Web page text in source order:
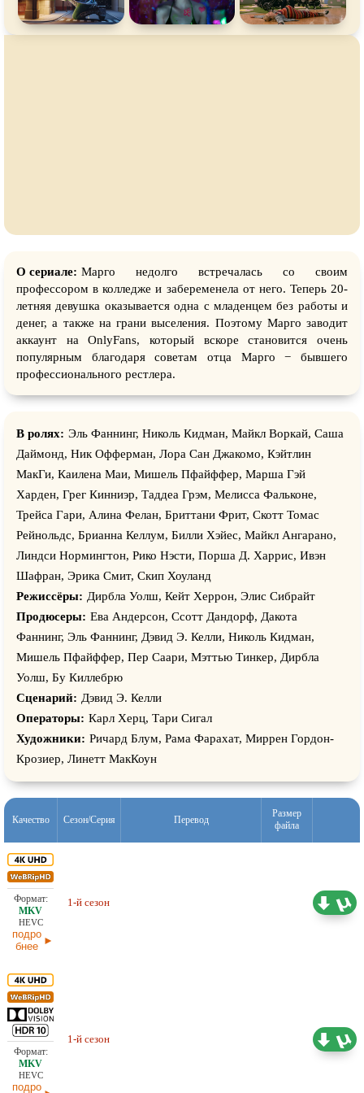
О сериале: Марго недолго встречалась со своим
профессором в колледже и забеременела от него. Теперь 20-
летняя девушка оказывается одна с младенцем без работы и
денег, а также на грани выселения. Поэтому Марго заводит
аккаунт на OnlyFans, который вскоре становится очень
популярным благодаря советам отца Марго − бывшего
профессионального рестлера.
В ролях: Эль Фаннинг, Николь Кидман, Майкл Воркай, Саша
Даймонд, Ник Офферман, Лора Сан Джакомо, Кэйтлин
МакГи, Каилена Маи, Мишель Пфайффер, Марша Гэй
Харден, Грег Кинниэр, Таддеа Грэм, Мелисса Фальконе,
Трейса Гари, Алина Фелан, Бриттани Фрит, Скотт Томас
Рейнольдс, Брианна Келлум, Билли Хэйес, Майкл Ангарано,
Линдси Нормингтон, Рико Нэсти, Порша Д. Харрис, Ивэн
Шафран, Эрика Смит, Скип Хоуланд
Режиссёры: Дирбла Уолш, Кейт Херрон, Элис Сибрайт
Продюсеры: Ева Андерсон, Сcотт Дандорф, Дакота
Фаннинг, Эль Фаннинг, Дэвид Э. Келли, Николь Кидман,
Мишель Пфайффер, Пер Саари, Мэттью Тинкер, Дирбла
Уолш, Бу Киллебрю
Сценарий: Дэвид Э. Келли
Операторы: Карл Херц, Тари Сигал
Художники: Ричард Блум, Рама Фарахат, Миррен Гордон-
Крозиер, Линетт МакКоун
Качество Сезон/Серия Перевод
Размер
файла
HEVC
подро
бнее
1-й сезон
HEVC
подро
1-й сезон